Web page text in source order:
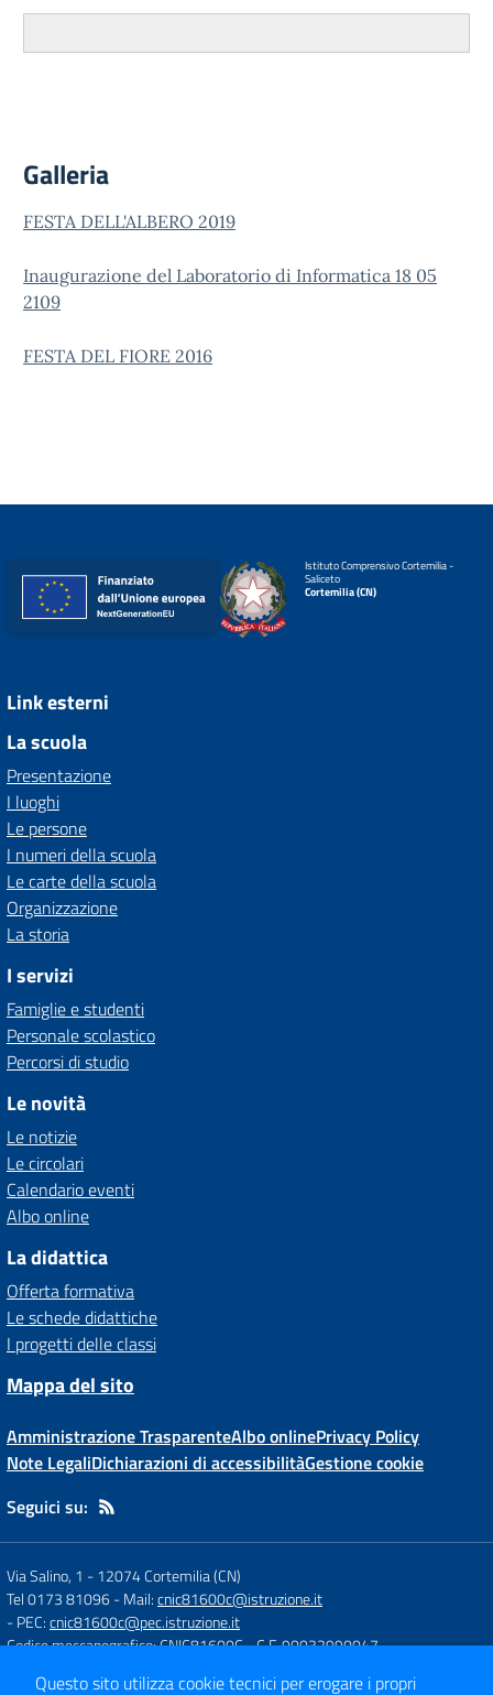
Galleria
FESTA DELL'ALBERO 2019
Inaugurazione del Laboratorio di Informatica 18 05
2109
FESTA DEL FIORE 2016
Istituto Comprensivo Cortemilia -
Saliceto
Cortemilia (CN)
Link esterni
La scuola
Presentazione
I luoghi
Le persone
I numeri della scuola
Le carte della scuola
Organizzazione
La storia
I servizi
Famiglie e studenti
Personale scolastico
Percorsi di studio
Le novità
Le notizie
Le circolari
Calendario eventi
Albo online
La didattica
Offerta formativa
Le schede didattiche
I progetti delle classi
Mappa del sito
Amministrazione TrasparenteAlbo onlinePrivacy Policy
Note LegaliDichiarazioni di accessibilitàGestione cookie
Seguici su:
Via Salino, 1 -12074 Cortemilia (CN)
Tel 0173 81096- Mail:cnic81600c@istruzione.it
- PEC:cnic81600c@pec.istruzione.it
Codice meccanografico: CNIC81600C- C.F. 90032990047
Questo sito utilizza cookie tecnici per erogare i propri